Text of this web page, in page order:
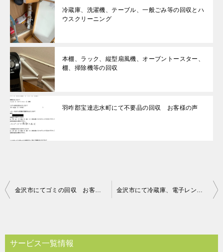
冷蔵庫、洗濯機、テーブル、一般ごみ等の回収とハ
ウスクリーニング
本棚、ラック、縦型扇風機、オーブントースター、
棚、掃除機等の回収
羽咋郡宝達志水町にて不要品の回収 お客様の声
投
ビ
金沢市にてゴミの回収 お客様の声 金沢市にて冷蔵庫、電子レンジの回収処分のご依頼 お客様の声
サービス一覧情報